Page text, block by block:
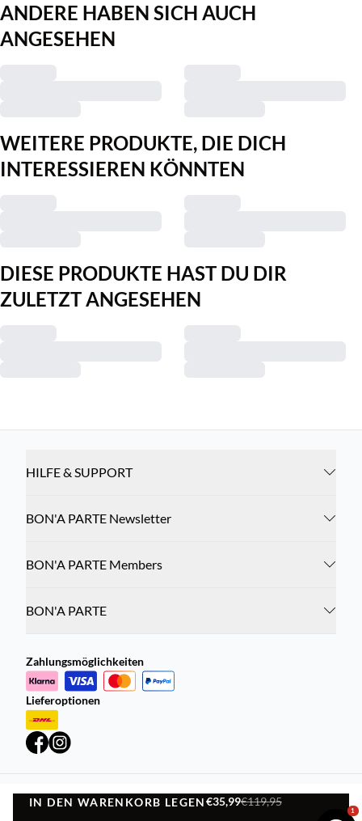
IN DEN WARENKORB LEGEN€35,99€119,95
IN DEN WARENKORB LEGEN
ANDERE HABEN SICH AUCH
ANGESEHEN
WEITERE PRODUKTE, DIE DICH
INTERESSIEREN KÖNNTEN
DIESE PRODUKTE HAST DU DIR
ZULETZT ANGESEHEN
HILFE & SUPPORT
BON'A PARTE Newsletter
BON'A PARTE Members
BON'A PARTE
Zahlungsmöglichkeiten
Lieferoptionen
Datenschutzrichtlinie Geschäftsbedingungen 1